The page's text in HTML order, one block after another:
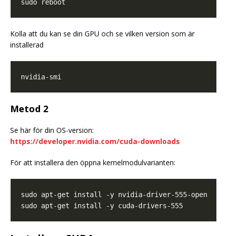
Kolla att du kan se din GPU och se vilken version som är
installerad
Metod 2
Se här för din OS-version:
https://developer.nvidia.com/cuda-downloads
För att installera den öppna kernelmodulvarianten: